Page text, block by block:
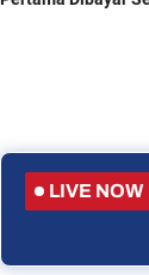
LIVE NOW